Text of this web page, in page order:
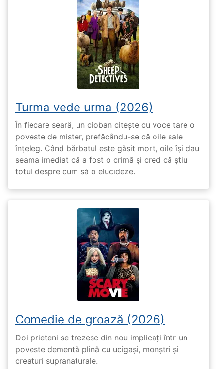
Turma vede urma (2026)
În fiecare seară, un cioban citește cu voce tare o
poveste de mister, prefăcându-se că oile sale
înțeleg. Când bărbatul este găsit mort, oile își dau
seama imediat că a fost o crimă și cred că știu
totul despre cum să o elucideze.
Comedie de groază (2026)
Doi prieteni se trezesc din nou implicați într-un
poveste dementă plină cu ucigași, monștri și
creaturi supranaturale.